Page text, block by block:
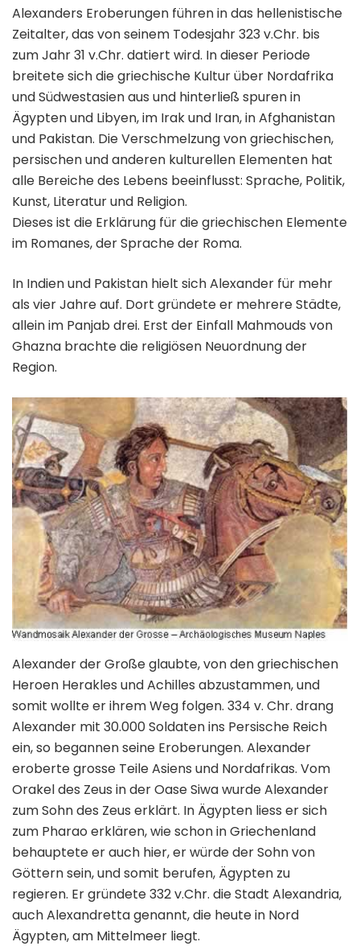
Alexanders Eroberungen führen in das hellenistische
Zeitalter, das von seinem Todesjahr 323 v.Chr. bis
zum Jahr 31 v.Chr. datiert wird. In dieser Periode
breitete sich die griechische Kultur über Nordafrika
und Südwestasien aus und hinterließ spuren in
Ägypten und Libyen, im Irak und Iran, in Afghanistan
und Pakistan. Die Verschmelzung von griechischen,
persischen und anderen kulturellen Elementen hat
alle Bereiche des Lebens beeinflusst: Sprache, Politik,
Kunst, Literatur und Religion.
Dieses ist die Erklärung für die griechischen Elemente
im Romanes, der Sprache der Roma.
In Indien und Pakistan hielt sich Alexander für mehr
als vier Jahre auf. Dort gründete er mehrere Städte,
allein im Panjab drei. Erst der Einfall Mahmouds von
Ghazna brachte die religiösen Neuordnung der
Region.
Alexander der Große glaubte, von den griechischen
Heroen Herakles und Achilles abzustammen, und
somit wollte er ihrem Weg folgen. 334 v. Chr. drang
Alexander mit 30.000 Soldaten ins Persische Reich
ein, so begannen seine Eroberungen. Alexander
eroberte grosse Teile Asiens und Nordafrikas. Vom
Orakel des Zeus in der Oase Siwa wurde Alexander
zum Sohn des Zeus erklärt. In Ägypten liess er sich
zum Pharao erklären, wie schon in Griechenland
behauptete er auch hier, er würde der Sohn von
Göttern sein, und somit berufen, Ägypten zu
regieren. Er gründete 332 v.Chr. die Stadt Alexandria,
auch Alexandretta genannt, die heute in Nord
Ägypten, am Mittelmeer liegt.